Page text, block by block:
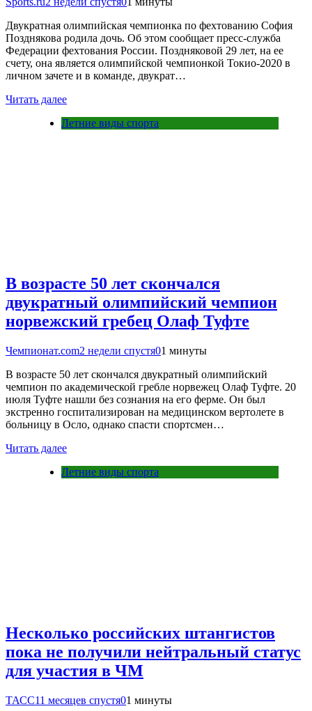
Двукратная олимпийская чемпионка по фехтованию София
Позднякова родила дочь. Об этом сообщает пресс-служба
Федерации фехтования России. Поздняковой 29 лет, на ее
счету, она является олимпийской чемпионкой Токио-2020 в
личном зачете и в команде, двукрат…
Читать далее
Летние виды спорта
В возрасте 50 лет скончался
двукратный олимпийский чемпион
норвежский гребец Олаф Туфте
Чемпионат.com2 недели спустя01 минуты
В возрасте 50 лет скончался двукратный олимпийский
чемпион по академической гребле норвежец Олаф Туфте. 20
июля Туфте нашли без сознания на его ферме. Он был
экстренно госпитализирован на медицинском вертолете в
больницу в Осло, однако спасти спортсмен…
Читать далее
Летние виды спорта
Несколько российских штангистов
пока не получили нейтральный статус
для участия в ЧМ
ТАСС11 месяцев спустя01 минуты